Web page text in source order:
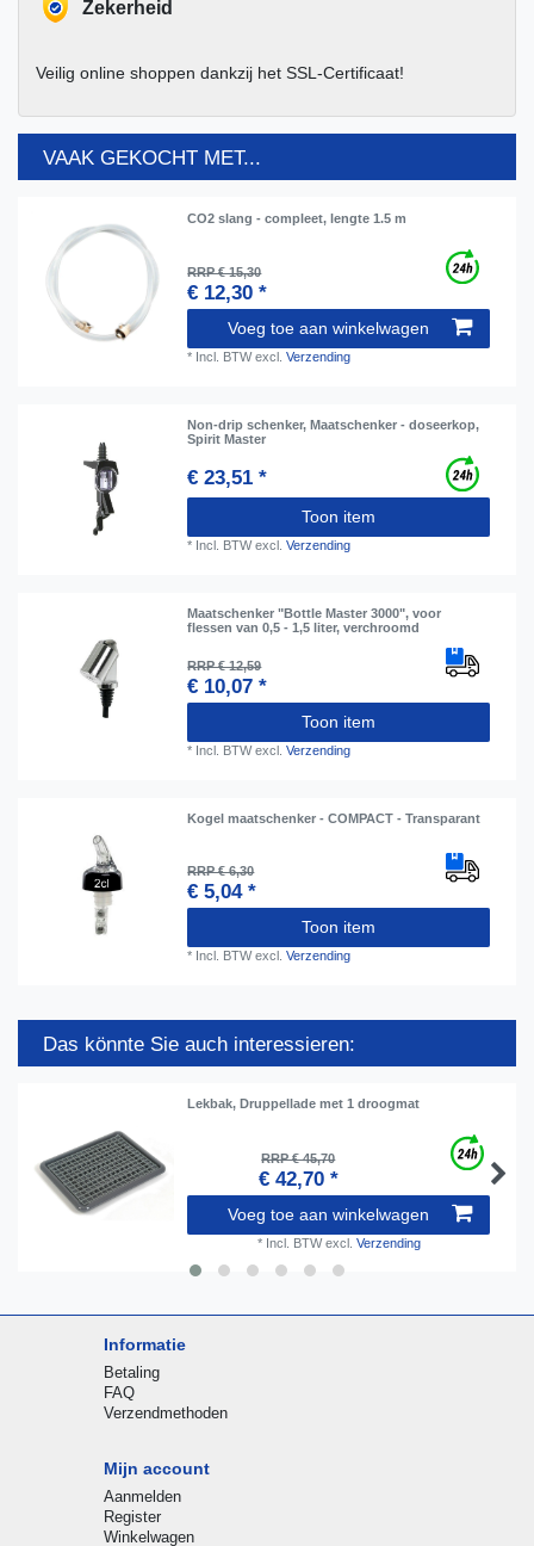
Zekerheid
Veilig online shoppen dankzij het SSL-Certificaat!
VAAK GEKOCHT MET...
CO2 slang - compleet, lengte 1.5 m
RRP € 15,30
€ 12,30 *
Voeg toe aan winkelwagen
* Incl. BTWexcl.Verzending
Non-drip schenker, Maatschenker - doseerkop,
Spirit Master
€ 23,51 *
Toon item
* Incl. BTWexcl.Verzending
Maatschenker "Bottle Master 3000", voor
flessen van 0,5 - 1,5 liter, verchroomd
RRP € 12,59
€ 10,07 *
Toon item
* Incl. BTWexcl.Verzending
Kogel maatschenker - COMPACT - Transparant
RRP € 6,30
€ 5,04 *
Toon item
* Incl. BTWexcl.Verzending
Das könnte Sie auch interessieren:
Lekbak, Druppellade met 1 droogmat
RRP € 45,70
€ 42,70 *
Voeg toe aan winkelwagen
* Incl. BTWexcl. Verzending
Informatie
Betaling
FAQ
Verzendmethoden
Mijn account
Aanmelden
Register
Winkelwagen